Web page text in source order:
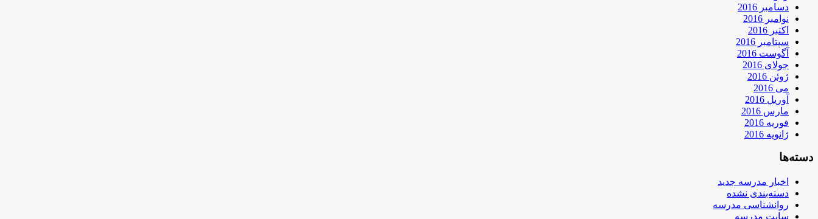
دسامبر 2016
نوامبر 2016
اکتبر 2016
سپتامبر 2016
آگوست 2016
جولای 2016
ژوئن 2016
می 2016
آوریل 2016
مارس 2016
فوریه 2016
ژانویه 2016
دسته‌ها
اخبار مدرسه جدید
دسته‌بندی نشده
روانشناسی مدرسه
سایت مدرسه